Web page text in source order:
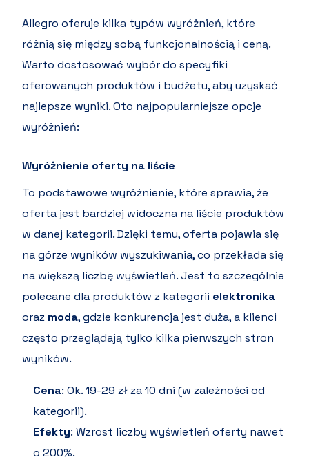
Allegro oferuje kilka typów wyróżnień, które
różnią się między sobą funkcjonalnością i ceną.
Warto dostosować wybór do specyfiki
oferowanych produktów i budżetu, aby uzyskać
najlepsze wyniki. Oto najpopularniejsze opcje
wyróżnień:
Wyróżnienie oferty na liście
To podstawowe wyróżnienie, które sprawia, że
oferta jest bardziej widoczna na liście produktów
w danej kategorii. Dzięki temu, oferta pojawia się
na górze wyników wyszukiwania, co przekłada się
na większą liczbę wyświetleń. Jest to szczególnie
polecane dla produktów z kategorii elektronika
oraz moda, gdzie konkurencja jest duża, a klienci
często przeglądają tylko kilka pierwszych stron
wyników.
Cena: Ok. 19-29 zł za 10 dni (w zależności od
kategorii).
Efekty: Wzrost liczby wyświetleń oferty nawet
o 200%.